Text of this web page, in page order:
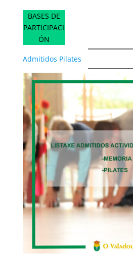
BASES DE
PARTICIPACI
ÓN
Admitidos Pilates